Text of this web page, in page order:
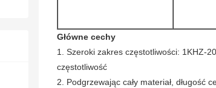
Główne cechy
1. Szeroki zakres częstotliwości: 1KHZ-
częstotliwość
2. Podgrzewając cały materiał,